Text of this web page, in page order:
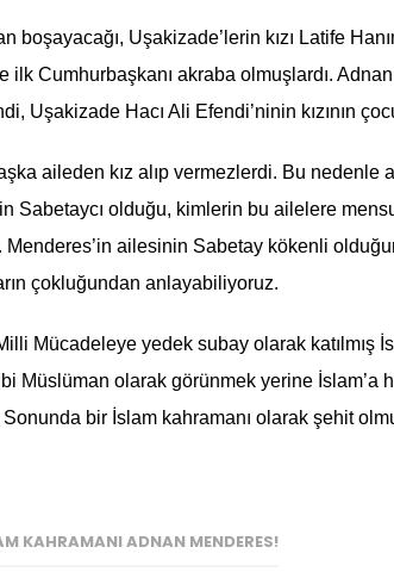
boşayacağı, Uşakizade’lerin kızı Latife
Cumhurbaşkanı akraba olmuşlardı. Adnan
Uşakizade Hacı Ali Efendi’ninin kızının
aileden kız alıp vermezlerdi. Bu
Sabetaycı olduğu, kimlerin bu ailelere
Menderes’in ailesinin Sabetay kökenli
çokluğundan anlayabiliyoruz.
Mücadeleye yedek subay olarak katılmış
Müslüman olarak görünmek yerine İslam’a
bir İslam kahramanı olarak şehit
KAHRAMANI ADNAN MENDERES!